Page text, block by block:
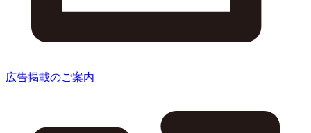
広告掲載のご案内